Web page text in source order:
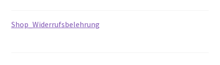
Kasse
Shop_Widerrufsbelehrung